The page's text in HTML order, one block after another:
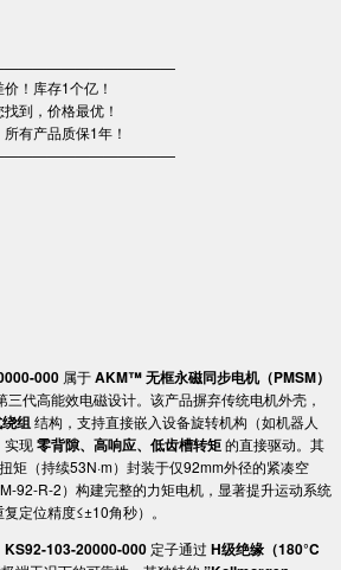
！库存1个亿！
到，价格最优！
有产品质保1年！
000​ ​ 属于 ​​AKM™ 无框永磁同步电机（PMSM）
三代高能效电磁设计。该产品摒弃传统电机外壳，
组​​ 结构，支持直接嵌入设备旋转机构（如机器人
现 ​零背隙、高响应、低齿槽转矩​​ 的直接驱动。其
矩（持续53N·m）封装于仅92mm外径的紧凑空
92-R-2）构建完整的力矩电机，显著提升运动系统
定位精度≤±10角秒）。
​KS92-103-20000-000​ ​ 定子通过 ​ ​H级绝缘（180°C